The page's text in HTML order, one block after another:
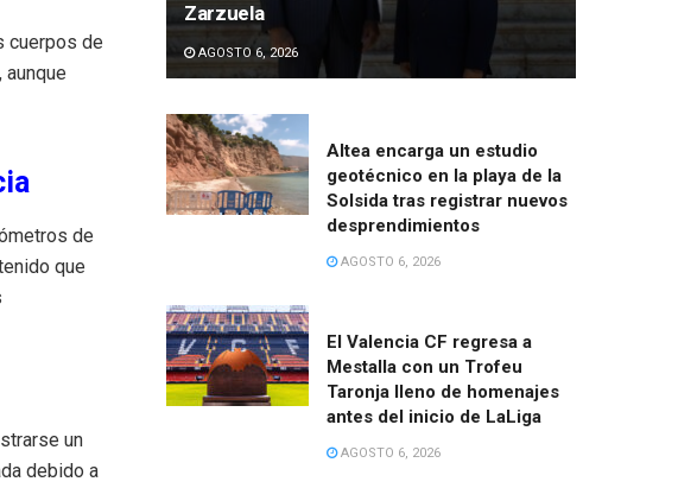
cuerpos de
de
que
un
debido a
Zarzuela
AGOSTO 6, 2026
Altea encarga un estudio
geotécnico en la playa de la
Solsida tras registrar nuevos
desprendimientos
AGOSTO 6, 2026
El Valencia CF regresa a
Mestalla con un Trofeu
Taronja lleno de homenajes
antes del inicio de LaLiga
AGOSTO 6, 2026